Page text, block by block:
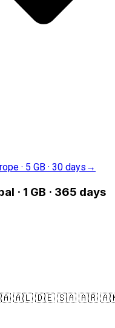
· 5 GB · 30 days →
· 1 GB · 365 days
🇦🇱 🇩🇪 🇸🇦 🇦🇷